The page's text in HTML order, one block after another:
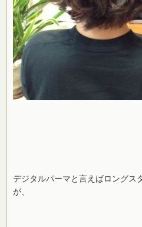
デジタルパーマと言えばロングス
が、